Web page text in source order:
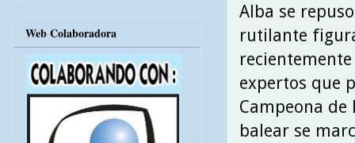
Alba se
rutilante
expertos que
Campeona
balear se
Web Colaboradora